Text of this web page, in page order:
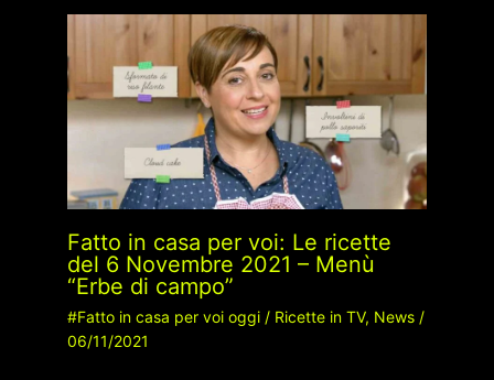
Fatto in casa per voi: Le ricette
del 6 Novembre 2021 – Menù
“Erbe di campo”
#Fatto in casa per voi oggi/ Ricette in TV, News/
06/11/2021